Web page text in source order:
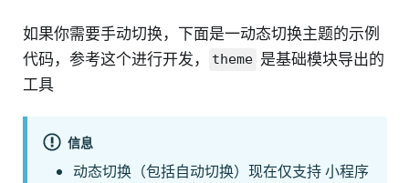
如果你需要手动切换，下面是一动态切换主题的示例
代码，参考这个进行开发，
theme 是基础模块导出的
工具
信息
动态切换（包括自动切换）现在仅支持 小程序